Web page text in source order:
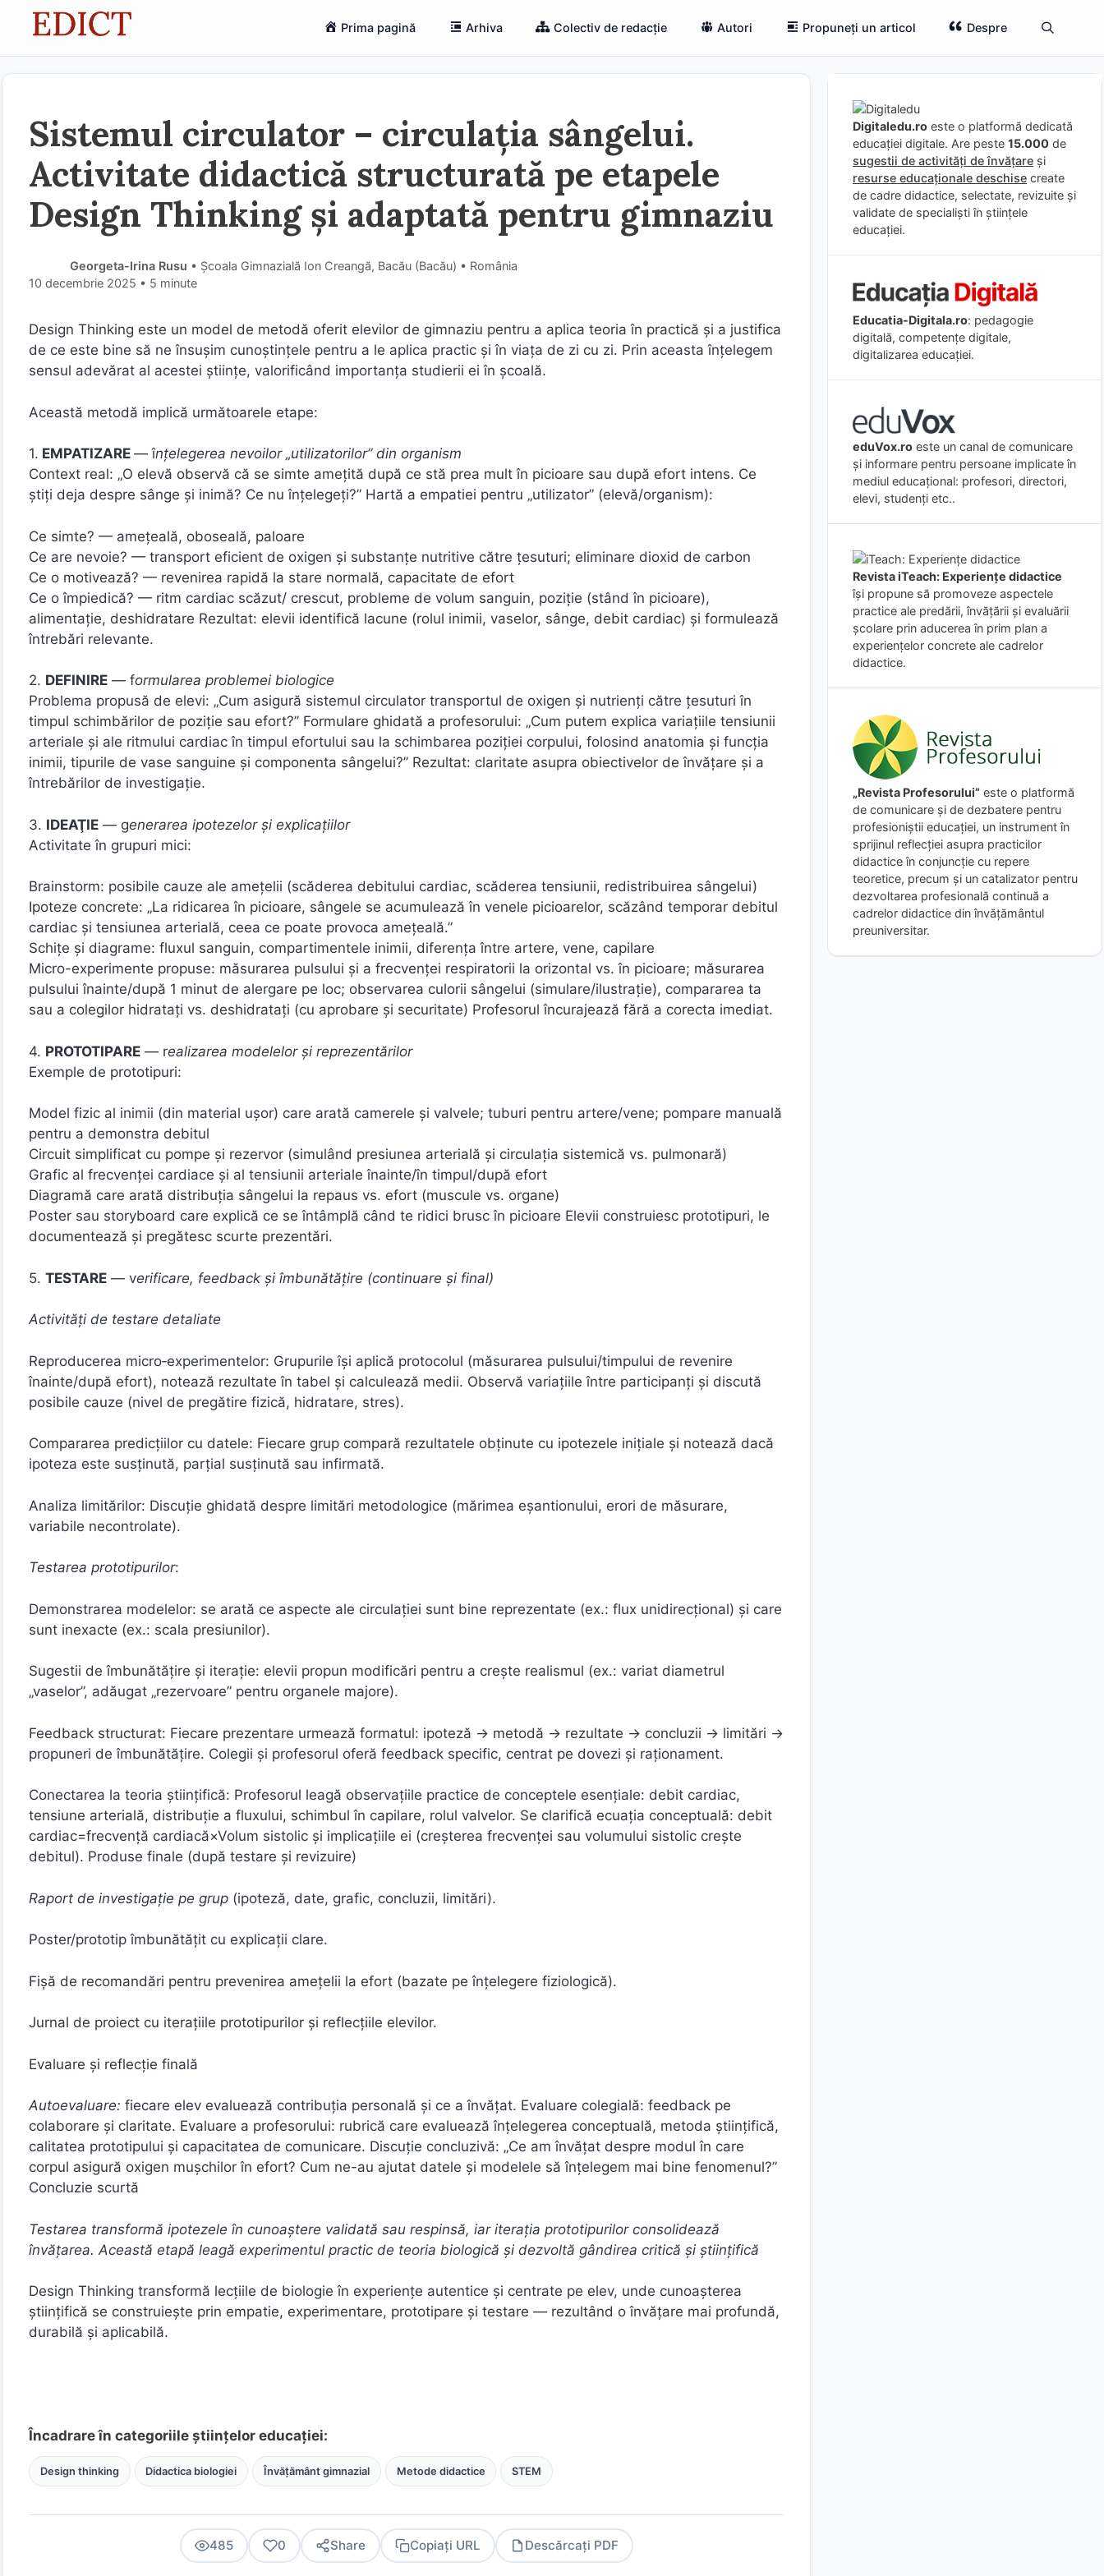
Prima pagină Arhiva Colectiv de redacție Autori Propuneți un articol Despre
Sistemul circulator – circulația sângelui.
Activitate didactică structurată pe etapele
Design Thinking și adaptată pentru gimnaziu
Georgeta-Irina Rusu • Școala Gimnazială Ion Creangă, Bacău (Bacău) • România
10 decembrie 2025 • 5 minute
Design Thinking este un model de metodă oferit elevilor de gimnaziu pentru a aplica teoria în practică și a justifica
de ce este bine să ne însușim cunoștințele pentru a le aplica practic și în viața de zi cu zi. Prin aceasta înțelegem
sensul adevărat al acestei științe, valorificând importanța studierii ei în școală.
Această metodă implică următoarele etape:
1. EMPATIZARE — înţelegerea nevoilor „utilizatorilor” din organism
Context real: „O elevă observă că se simte amețită după ce stă prea mult în picioare sau după efort intens. Ce
știți deja despre sânge și inimă? Ce nu înțelegeți?” Hartă a empatiei pentru „utilizator” (elevă/organism):
Ce simte? — ameţeală, oboseală, paloare
Ce are nevoie? — transport eficient de oxigen și substanțe nutritive către țesuturi; eliminare dioxid de carbon
Ce o motivează? — revenirea rapidă la stare normală, capacitate de efort
Ce o împiedică? — ritm cardiac scăzut/ crescut, probleme de volum sanguin, poziție (stând în picioare),
alimentaţie, deshidratare Rezultat: elevii identifică lacune (rolul inimii, vaselor, sânge, debit cardiac) și formulează
întrebări relevante.
2. DEFINIRE — formularea problemei biologice
Problema propusă de elevi: „Cum asigură sistemul circulator transportul de oxigen și nutrienţi către ţesuturi în
timpul schimbărilor de poziţie sau efort?” Formulare ghidată a profesorului: „Cum putem explica variaţiile tensiunii
arteriale şi ale ritmului cardiac în timpul efortului sau la schimbarea poziţiei corpului, folosind anatomia şi funcţia
inimii, tipurile de vase sanguine şi componenta sângelui?” Rezultat: claritate asupra obiectivelor de învăţare şi a
întrebărilor de investigaţie.
3. IDEAŢIE — generarea ipotezelor şi explicaţiilor
Activitate în grupuri mici:
Brainstorm: posibile cauze ale ameţelii (scăderea debitului cardiac, scăderea tensiunii, redistribuirea sângelui)
Ipoteze concrete: „La ridicarea în picioare, sângele se acumulează în venele picioarelor, scăzând temporar debitul
cardiac şi tensiunea arterială, ceea ce poate provoca ameţeală.”
Schiţe şi diagrame: fluxul sanguin, compartimentele inimii, diferenţa între artere, vene, capilare
Micro-experimente propuse: măsurarea pulsului și a frecvenței respiratorii la orizontal vs. în picioare; măsurarea
pulsului înainte/după 1 minut de alergare pe loc; observarea culorii sângelui (simulare/ilustrație), compararea ta
sau a colegilor hidratați vs. deshidratați (cu aprobare și securitate) Profesorul încurajează fără a corecta imediat.
4. PROTOTIPARE — realizarea modelelor şi reprezentărilor
Exemple de prototipuri:
Model fizic al inimii (din material ușor) care arată camerele și valvele; tuburi pentru artere/vene; pompare manuală
pentru a demonstra debitul
Circuit simplificat cu pompe şi rezervor (simulând presiunea arterială și circulația sistemică vs. pulmonară)
Grafic al frecvenței cardiace și al tensiunii arteriale înainte/în timpul/după efort
Diagramă care arată distribuţia sângelui la repaus vs. efort (muscule vs. organe)
Poster sau storyboard care explică ce se întâmplă când te ridici brusc în picioare Elevii construiesc prototipuri, le
documentează și pregătesc scurte prezentări.
5. TESTARE — verificare, feedback și îmbunătățire (continuare și final)
Activități de testare detaliate
Reproducerea micro‑experimentelor: Grupurile își aplică protocolul (măsurarea pulsului/timpului de revenire
înainte/după efort), notează rezultate în tabel și calculează medii. Observă variațiile între participanți și discută
posibile cauze (nivel de pregătire fizică, hidratare, stres).
Compararea predicțiilor cu datele: Fiecare grup compară rezultatele obținute cu ipotezele inițiale și notează dacă
ipoteza este susținută, parțial susținută sau infirmată.
Analiza limitărilor: Discuție ghidată despre limitări metodologice (mărimea eșantionului, erori de măsurare,
variabile necontrolate).
Testarea prototipurilor:
Demonstrarea modelelor: se arată ce aspecte ale circulației sunt bine reprezentate (ex.: flux unidirecțional) și care
sunt inexacte (ex.: scala presiunilor).
Sugestii de îmbunătățire și iterație: elevii propun modificări pentru a crește realismul (ex.: variat diametrul
„vaselor”, adăugat „rezervoare” pentru organele majore).
Feedback structurat: Fiecare prezentare urmează formatul: ipoteză → metodă → rezultate → concluzii → limitări →
propuneri de îmbunătățire. Colegii și profesorul oferă feedback specific, centrat pe dovezi și raționament.
Conectarea la teoria științifică: Profesorul leagă observațiile practice de conceptele esențiale: debit cardiac,
tensiune arterială, distribuție a fluxului, schimbul în capilare, rolul valvelor. Se clarifică ecuația conceptuală: debit
cardiac=frecvență cardiacă×Volum sistolic și implicațiile ei (creșterea frecvenței sau volumului sistolic crește
debitul). Produse finale (după testare și revizuire)
Raport de investigație pe grup (ipoteză, date, grafic, concluzii, limitări).
Poster/prototip îmbunătățit cu explicații clare.
Fișă de recomandări pentru prevenirea amețelii la efort (bazate pe înțelegere fiziologică).
Jurnal de proiect cu iterațiile prototipurilor și reflecțiile elevilor.
Evaluare și reflecție finală
Autoevaluare: fiecare elev evaluează contribuția personală și ce a învățat. Evaluare colegială: feedback pe
colaborare și claritate. Evaluare a profesorului: rubrică care evaluează înțelegerea conceptuală, metoda științifică,
calitatea prototipului și capacitatea de comunicare. Discuție concluzivă: „Ce am învățat despre modul în care
corpul asigură oxigen mușchilor în efort? Cum ne-au ajutat datele și modelele să înțelegem mai bine fenomenul?”
Concluzie scurtă
Testarea transformă ipotezele în cunoaștere validată sau respinsă, iar iterația prototipurilor consolidează
învățarea. Această etapă leagă experimentul practic de teoria biologică și dezvoltă gândirea critică și științifică
Design Thinking transformă lecțiile de biologie în experiențe autentice și centrate pe elev, unde cunoașterea
științifică se construiește prin empatie, experimentare, prototipare și testare — rezultând o învățare mai profundă,
durabilă și aplicabilă.
Încadrare în categoriile științelor educației:
Design thinking Didactica biologiei Învățământ gimnazial Metode didactice STEM
485 0 Share Copiați URL Descărcați PDF
Digitaledu.ro este o platformă dedicată
educației digitale. Are peste 15.000 de
sugestii de activități de învățare și
resurse educaționale deschise create
de cadre didactice, selectate, revizuite și
validate de specialiști în științele
educației.
Educatia-Digitala.ro: pedagogie
digitală, competențe digitale,
digitalizarea educației.
eduVox.ro este un canal de comunicare
și informare pentru persoane implicate în
mediul educațional: profesori, directori,
elevi, studenți etc..
Revista iTeach: Experienţe didactice
îşi propune să promoveze aspectele
practice ale predării, învăţării şi evaluării
şcolare prin aducerea în prim plan a
experienţelor concrete ale cadrelor
didactice.
„Revista Profesorului” este o platformă
de comunicare și de dezbatere pentru
profesioniștii educației, un instrument în
sprijinul reflecției asupra practicilor
didactice în conjuncție cu repere
teoretice, precum și un catalizator pentru
dezvoltarea profesională continuă a
cadrelor didactice din învățământul
preuniversitar.